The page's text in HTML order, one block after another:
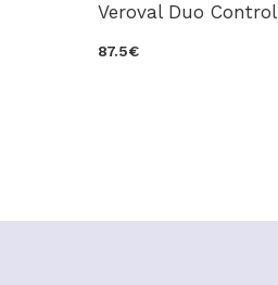
Veroval Duo Control
87.5€